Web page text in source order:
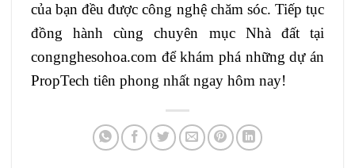
của bạn đều được công nghệ chăm sóc. Tiếp tục
đồng hành cùng chuyên mục Nhà đất tại
congnghesohoa.com để khám phá những dự án
PropTech tiên phong nhất ngay hôm nay!